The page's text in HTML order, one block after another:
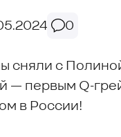
0
сняли с
— первым Q-
в России!